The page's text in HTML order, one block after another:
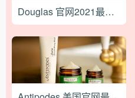
Douglas 官网2021最新海淘购物攻略教程